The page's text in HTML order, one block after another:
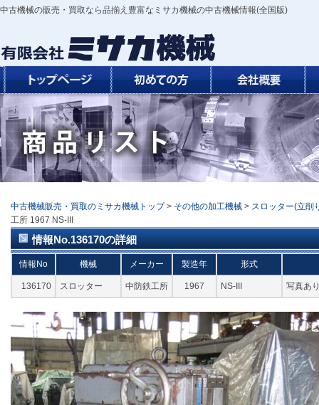
中古機械の販売・買取なら品揃え豊富なミサカ機械の中古機械情報(全国版)
中古機械販売・買取のミサカ機械トップ > その他の加工機械 > スロッター(立削
工所 1967 NS-III
情報No.136170の詳細
情報No 機械 メーカー 製造年 形式
136170 スロッター 中防鉄工所 1967 NS-III 写真あ